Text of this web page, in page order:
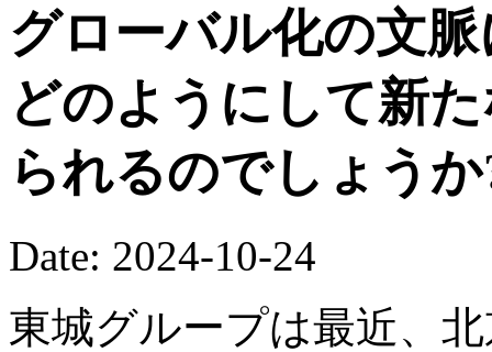
グローバル化の文
どのようにして新
られるのでしょうか
Date: 2024-10-24
東城グループは最近、